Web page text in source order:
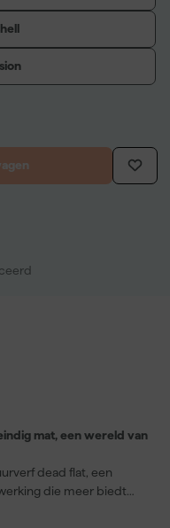
mat, een wereld van
dead flat, een
die meer biedt